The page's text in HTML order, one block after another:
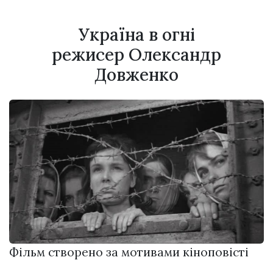
Україна в огні
режисер Олександр
Довженко
Фільм створено за мотивами кіноповісті